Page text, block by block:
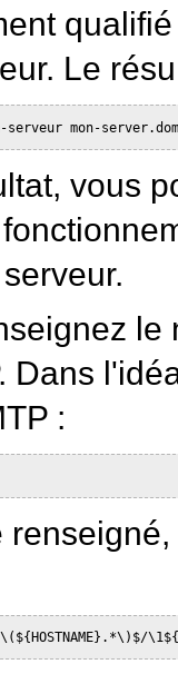
Le
serveur mon-
vous
Dans
: